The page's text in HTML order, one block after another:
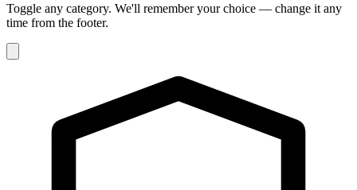
Toggle any category. We'll remember your choice — change it any
time from the footer.